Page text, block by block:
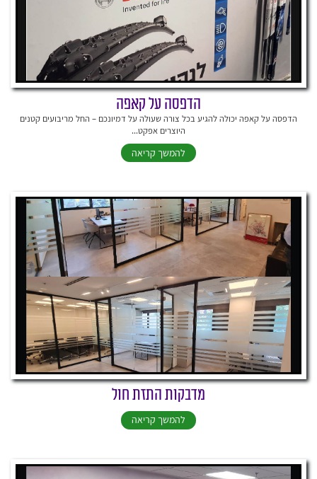
הדפסה על קאפה
הדפסה על קאפה יכולה להגיע בכל צורה שעולה על דמיונכם – החל מריבועים קטנים
היוצרים אפקט...
להמשך קריאה
מדבקות התזת חול
להמשך קריאה